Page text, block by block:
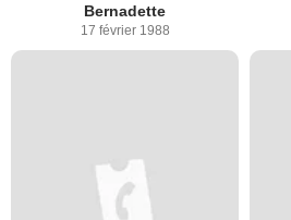
Bernadette
17 février 1988